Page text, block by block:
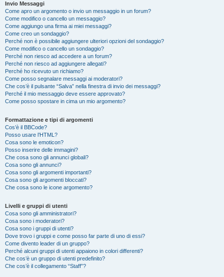
Invio Messaggi
Come apro un argomento o invio un messaggio in un forum?
Come modifico o cancello un messaggio?
Come aggiungo una firma ai miei messaggi?
Come creo un sondaggio?
Perché non è possibile aggiungere ulteriori opzioni del sondaggio?
Come modifico o cancello un sondaggio?
Perché non riesco ad accedere a un forum?
Perché non riesco ad aggiungere allegati?
Perché ho ricevuto un richiamo?
Come posso segnalare messaggi ai moderatori?
Che cos’è il pulsante “Salva” nella finestra di invio dei messaggi?
Perché il mio messaggio deve essere approvato?
Come posso spostare in cima un mio argomento?
Formattazione e tipi di argomenti
Cos’è il BBCode?
Posso usare l’HTML?
Cosa sono le emoticon?
Posso inserire delle immagini?
Che cosa sono gli annunci globali?
Cosa sono gli annunci?
Cosa sono gli argomenti importanti?
Cosa sono gli argomenti bloccati?
Che cosa sono le icone argomento?
Livelli e gruppi di utenti
Cosa sono gli amministratori?
Cosa sono i moderatori?
Cosa sono i gruppi di utenti?
Dove trovo i gruppi e come posso far parte di uno di essi?
Come divento leader di un gruppo?
Perché alcuni gruppi di utenti appaiono in colori differenti?
Che cos’è un gruppo di utenti predefinito?
Che cos’è il collegamento “Staff”?